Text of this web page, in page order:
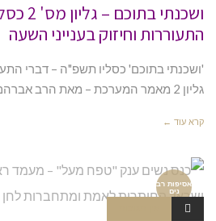
התעוררות וחיזוק בענייני השעה
'ושכנתי בתוכם' כסליו תשפ"ה – דברי
גליון 2 מאמר המערכת – מאת הרב אברהם רוט שליט"א
קרא עוד ←
אסיפות רב
נים